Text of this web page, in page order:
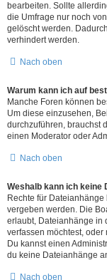
bearbeiten. Sollte
die Umfrage nur noch
gelöscht werden.
verhindert werden.
Nach oben
Warum kann ich auf
Manche Foren können
Um diese einzusehen,
durchzuführen, brauchst
einen Moderator oder
Nach oben
Weshalb kann ich keine
Rechte für
vergeben werden. Die
erlaubt, Dateianhänge in
verfassen möchtest,
Du kannst einen
du keine Dateianhänge
Nach oben